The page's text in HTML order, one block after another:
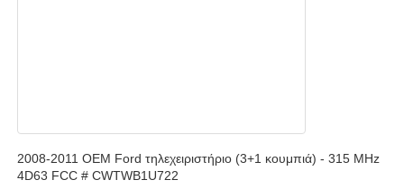
2008-2011 OEM Ford τηλεχειριστήριο (3+1 κουμπιά) - 315 MHz
4D63 FCC # CWTWB1U722